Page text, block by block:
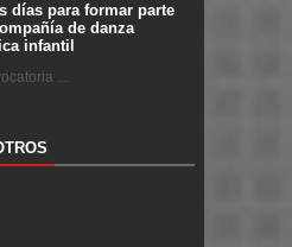
días para formar parte
de danza
infantil
...